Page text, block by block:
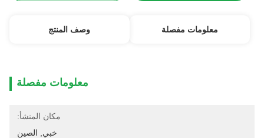
معلومات مفصلة وصف المنتج
معلومات مفصلة
مكان المنشأ:
خبي, الصين